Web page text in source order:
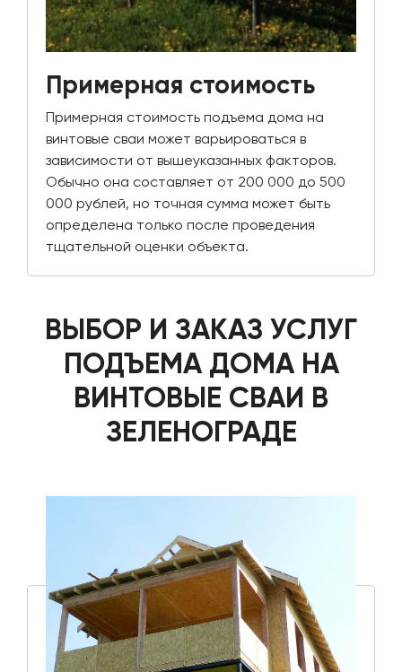
Примерная стоимость
Примерная стоимость подъема дома на
винтовые сваи может варьироваться в
зависимости от вышеуказанных факторов.
Обычно она составляет от 200 000 до 500
000 рублей, но точная сумма может быть
определена только после проведения
тщательной оценки объекта.
ВЫБОР И ЗАКАЗ УСЛУГ
ПОДЪЕМА ДОМА НА
ВИНТОВЫЕ СВАИ В
ЗЕЛЕНОГРАДЕ